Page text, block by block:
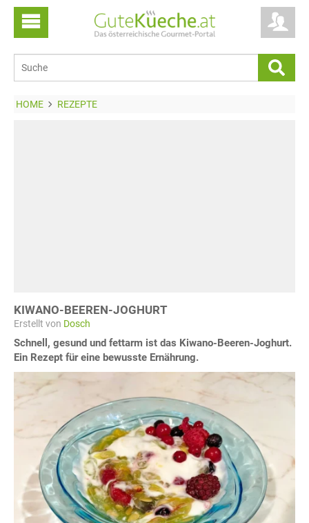
HOME REZEPTE
KIWANO-BEEREN-JOGHURT
Erstellt von Dosch
Schnell, gesund und fettarm ist das Kiwano-Beeren-Joghurt.
Ein Rezept für eine bewusste Ernährung.